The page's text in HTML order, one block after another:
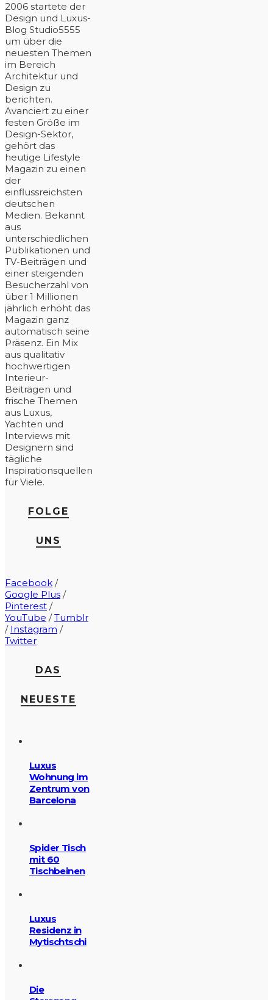
2006 startete der
Design und Luxus-
Blog Studio5555
um über die
neuesten Themen
im Bereich
Architektur und
Design zu
berichten.
Avanciert zu einer
festen Größe im
Design-Sektor,
gehört das
heutige Lifestyle
Magazin zu einen
der
einflussreichsten
deutschen
Medien. Bekannt
aus
unterschiedlichen
Publikationen und
TV-Beiträgen und
einer steigenden
Besucherzahl von
über 1 Millionen
jährlich erhöht das
Magazin ganz
automatisch seine
Präsenz. Ein Mix
aus qualitativ
hochwertigen
Interieur-
Beiträgen und
frische Themen
aus Luxus,
Yachten und
Interviews mit
Designern sind
tägliche
Inspirationsquellen
für Viele.
FOLGE
UNS
Facebook /
Google Plus /
Pinterest /
YouTube /Tumblr
/ Instagram /
Twitter
DAS
NEUESTE
Luxus
Wohnung im
Zentrum von
Barcelona
Spider Tisch
mit 60
Tischbeinen
Luxus
Residenz in
Mytischtschi
Die